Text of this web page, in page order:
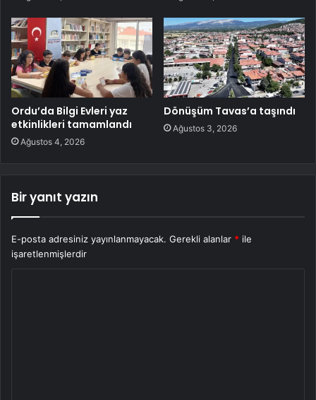
Ordu’da Bilgi Evleri yaz
etkinlikleri tamamlandı
Ağustos 4, 2026
Dönüşüm Tavas’a taşındı
Ağustos 3, 2026
Bir yanıt yazın
E-posta adresiniz yayınlanmayacak. Gerekli alanlar * ile
işaretlenmişlerdir